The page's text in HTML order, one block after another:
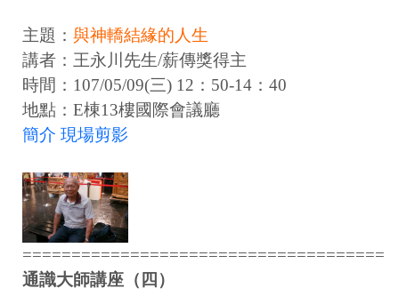
主題： 與神轎結緣的人生
講者：王永川先生/薪傳獎得主
時間：107/05/09(三) 12：50-14：40
地點：E棟13樓國際會議廳
簡介 現場剪影
=====================================
通識大師講座（四）